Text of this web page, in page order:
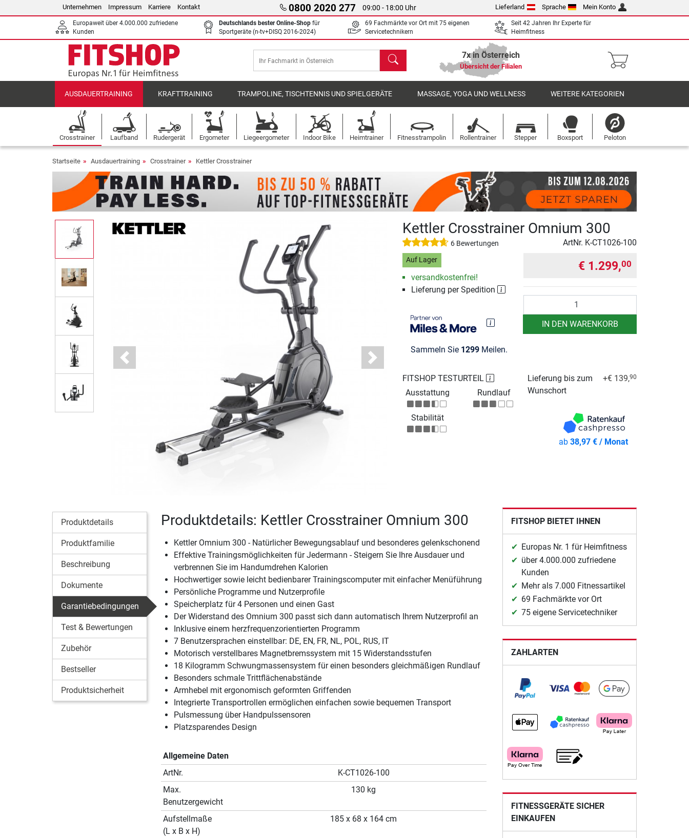
Unternehmen Impressum Karriere Kontakt 0800 2020 277 09:00 - 18:00 Uhr Lieferland Sprache Mein Konto
Europaweit über 4.000.000 zufriedene
Kunden
Deutschlands bester Online-Shop für
Sportgeräte (n-tv+DISQ 2016-2024)
69 Fachmärkte vor Ort mit 75 eigenen
Servicetechnikern
Seit 42 Jahren Ihr Experte für
Heimfitness
Suchen 7x in Österreich
Übersicht der Filialen
AUSDAUERTRAINING KRAFTTRAINING TRAMPOLINE, TISCHTENNIS UND SPIELGERÄTE MASSAGE, YOGA UND WELLNESS WEITERE KATEGORIEN
Crosstrainer Laufband Rudergerät Ergometer Liegeergometer Indoor Bike Heimtrainer Fitnesstrampolin Rollentrainer Stepper Boxsport Peloton
Startseite Ausdauertraining Crosstrainer Kettler Crosstrainer
Previous Next
Kettler Crosstrainer Omnium 300
6 Bewertungen ArtNr. K-CT1026-100
Auf Lager
versandkostenfrei!
Lieferung per Spedition
Sammeln Sie 1299Meilen.
€ 1.299,00
IN DEN WARENKORB
FITSHOP TESTURTEIL
Ausstattung
Rundlauf
Stabilität
Lieferung bis zum
Wunschort
+€ 139,90
ab 38,97 € / Monat
Produktdetails
Produktfamilie
Beschreibung
Dokumente
Garantiebedingungen
Test & Bewertungen
Zubehör
Bestseller
Produktsicherheit
Produktdetails: Kettler Crosstrainer Omnium 300
Kettler Omnium 300 - Natürlicher Bewegungsablauf und besonderes gelenkschonend
Effektive Trainingsmöglichkeiten für Jedermann - Steigern Sie Ihre Ausdauer und
verbrennen Sie im Handumdrehen Kalorien
Hochwertiger sowie leicht bedienbarer Trainingscomputer mit einfacher Menüführung
Persönliche Programme und Nutzerprofile
Speicherplatz für 4 Personen und einen Gast
Der Widerstand des Omnium 300 passt sich dann automatisch Ihrem Nutzerprofil an
Inklusive einem herzfrequenzorientierten Programm
7 Benutzersprachen einstellbar: DE, EN, FR, NL, POL, RUS, IT
Motorisch verstellbares Magnetbremssystem mit 15 Widerstandsstufen
18 Kilogramm Schwungmassensystem für einen besonders gleichmäßigen Rundlauf
Besonders schmale Trittflächenabstände
Armhebel mit ergonomisch geformten Griffenden
Integrierte Transportrollen ermöglichen einfachen sowie bequemen Transport
Pulsmessung über Handpulssensoren
Platzsparendes Design
Allgemeine Daten
ArtNr.
K-CT1026-100
Max.
Benutzergewicht
130 kg
Aufstellmaße
(L x B x H)
185 x 68 x 164 cm
FITSHOP BIETET IHNEN
Europas Nr. 1 für Heimfitness
über 4.000.000 zufriedene
Kunden
Mehr als 7.000 Fitnessartikel
69 Fachmärkte vor Ort
75 eigene Servicetechniker
ZAHLARTEN
FITNESSGERÄTE SICHER
EINKAUFEN